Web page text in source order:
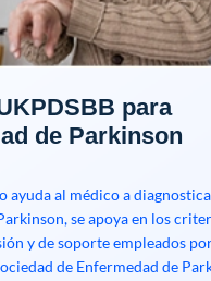
para
de Parkinson
ayuda al médico a
se apoya en los
y de soporte empleados
de Enfermedad de